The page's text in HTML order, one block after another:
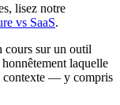
lisez notre
vs SaaS.
cours sur un outil
laquelle
contexte — y compris